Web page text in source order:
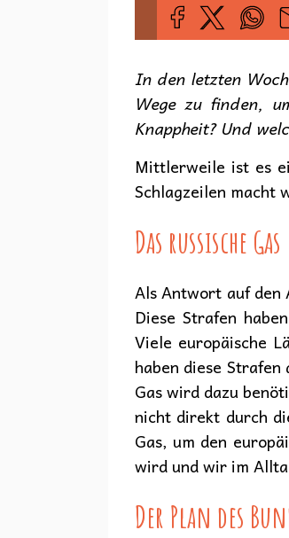
In den letzten
Wege zu finden,
Knappheit? Und
Mittlerweile ist es
Schlagzeilen macht
Das russische Gas
Als Antwort auf den
Diese Strafen
Viele europäische
haben diese
Gas wird dazu
nicht direkt durch
Gas, um den
wird und wir im
Der Plan des